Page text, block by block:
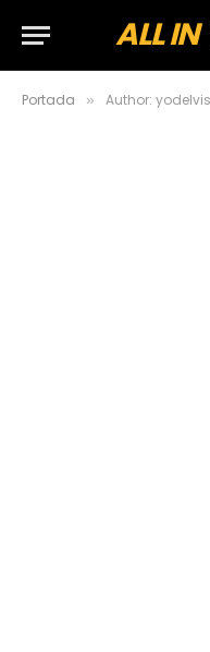
ALL IN
Portada » Author: